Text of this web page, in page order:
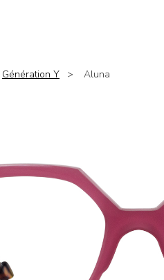
Génération Y Aluna